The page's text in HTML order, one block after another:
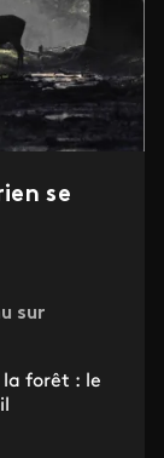
se
sur
forêt : le